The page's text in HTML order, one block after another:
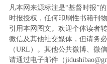
凡本网来源标注是“基督时报”
时报授权，任何印刷性书籍刊
引用本网图文。欢迎个体读者
微信及其他社交媒体，但请务
（URL）。其他公共微博、微
请通过电子邮件（